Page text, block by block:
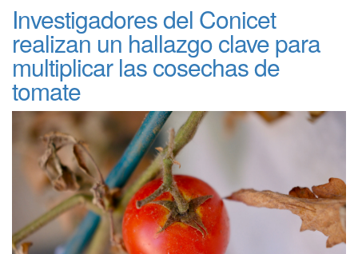
Investigadores del Conicet
realizan un hallazgo clave para
multiplicar las cosechas de
tomate